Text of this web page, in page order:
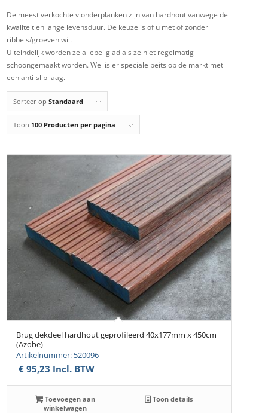
De meest verkochte vlonderplanken zijn van hardhout vanwege de
kwaliteit en lange levensduur. De keuze is of u met of zonder
ribbels/groeven wil.
Uiteindelijk worden ze allebei glad als ze niet regelmatig
schoongemaakt worden. Wel is er speciale beits op de markt met
een anti-slip laag.
Sorteer opStandaard
Toon 100 Producten per pagina
Brug dekdeel hardhout geprofileerd 40x177mm x 450cm
(Azobe)
Artikelnummer: 520096
€ 95,23 Incl. BTW
Toevoegen aan
winkelwagen
Toon details